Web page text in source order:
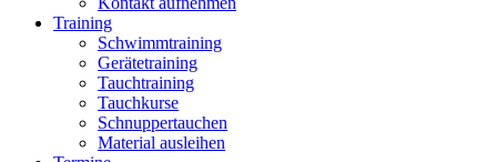
Training
Schwimmtraining
Gerätetraining
Tauchtraining
Tauchkurse
Schnuppertauchen
Material ausleihen